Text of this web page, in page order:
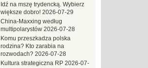
Idź na mszę trydencką. Wybierz
większe dobro! 2026-07-29
China-Maxxing według
multipolarystów 2026-07-28
Komu przeszkadza polska
rodzina? Kto zarabia na
rozwodach? 2026-07-28
Kultura strategiczna RP 2026-07-